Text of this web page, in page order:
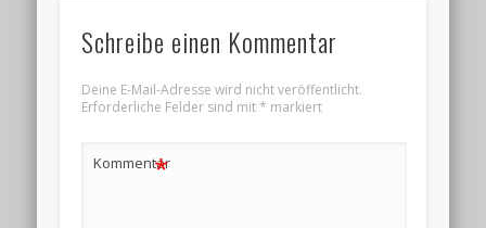
Schreibe einen Kommentar
Deine E-Mail-Adresse wird nicht veröffentlicht.
Erforderliche Felder sind mit* markiert
Kommentar
*